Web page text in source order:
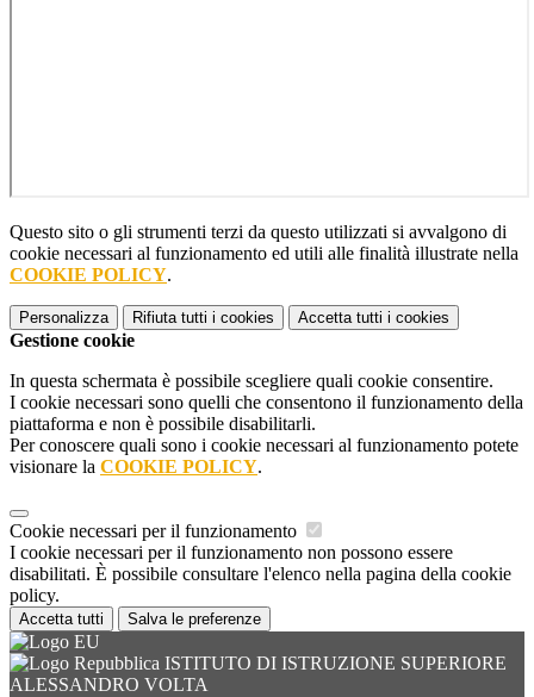
Questo sito o gli strumenti terzi da questo utilizzati si avvalgono di
cookie necessari al funzionamento ed utili alle finalità illustrate nella
COOKIE POLICY.
Personalizza Rifiuta tutti i cookies Accetta tutti i cookies
Gestione cookie
In questa schermata è possibile scegliere quali cookie consentire.
I cookie necessari sono quelli che consentono il funzionamento della
piattaforma e non è possibile disabilitarli.
Per conoscere quali sono i cookie necessari al funzionamento potete
visionare la COOKIE POLICY.
Cookie necessari per il funzionamento
I cookie necessari per il funzionamento non possono essere
disabilitati. È possibile consultare l'elenco nella pagina della cookie
policy.
Accetta tutti Salva le preferenze
ISTITUTO DI ISTRUZIONE SUPERIORE
ALESSANDRO VOLTA